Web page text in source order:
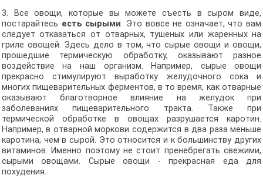
3. Все овощи, которые вы можете съесть в сыром виде,
постарайтесь есть сырыми. Это вовсе не означает, что вам
следует отказаться от отварных, тушеных или жаренных на
гриле овощей. Здесь дело в том, что сырые овощи и овощи,
прошедшие термическую обработку, оказывают разное
воздействие на наш организм. Например, сырые овощи
прекрасно стимулируют выработку желудочного сока и
многих пищеварительных ферментов, в то время, как отварные
оказывают благотворное влияние на желудок при
заболеваниях пищеварительного тракта. Также при
термической обработке в овощах разрушается каротин.
Например, в отварной моркови содержится в два раза меньше
каротина, чем в сырой. Это относится и к большинству других
витаминов. Именно поэтому не стоит пренебрегать свежими,
сырыми овощами. Сырые овощи - прекрасная еда для
похудения.